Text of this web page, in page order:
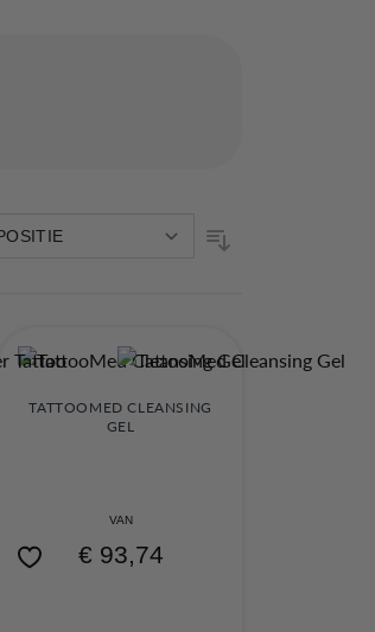
TATTOOMED CLEANSING
GEL
VAN
€ 93,74